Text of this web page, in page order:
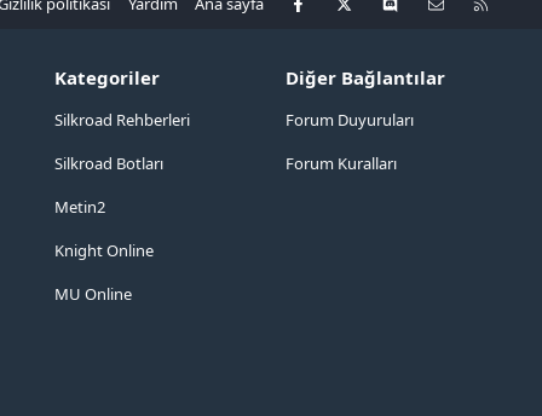
Kategoriler
Silkroad Rehberleri
Silkroad Botları
Metin2
Knight Online
MU Online
Diğer Bağlantılar
Forum Duyuruları
Forum Kuralları